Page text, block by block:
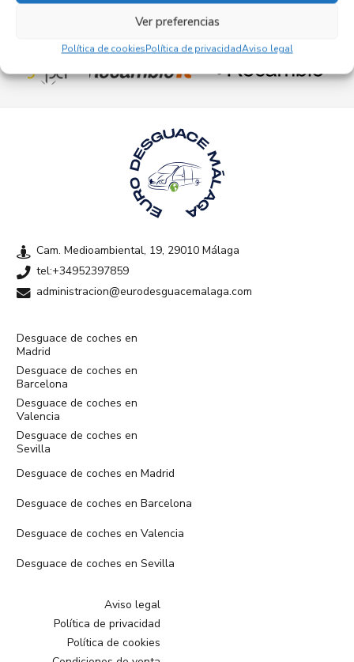
Ver preferencias
Política de cookiesPolítica de privacidadAviso legal
Empresas colaboradoras
Cam. Medioambiental, 19, 29010 Málaga
tel:+34952397859
administracion@eurodesguacemalaga.com
Desguace de coches en
Madrid
Desguace de coches en
Barcelona
Desguace de coches en
Valencia
Desguace de coches en
Sevilla
Desguace de coches en Madrid
Desguace de coches en Barcelona
Desguace de coches en Valencia
Desguace de coches en Sevilla
Aviso legal
Política de privacidad
Política de cookies